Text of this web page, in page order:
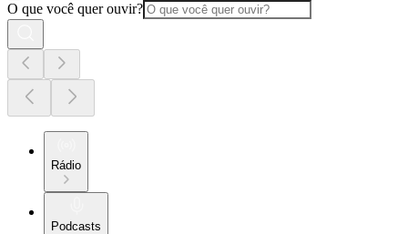
O que você quer ouvir?
Rádio
Podcasts